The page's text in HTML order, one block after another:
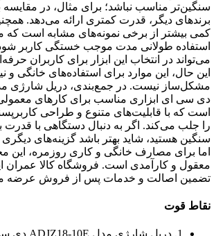
برندهای دیگر، قدرت کمتری ارائه می‌دهد.
کمی بیشتر از برخی نمونه‌های مشابه است
استفاده طولانی مدت موجب خستگی کاربر
می‌تواند در انتخاب این ابزار برای کاربران
این حال، این موارد برای استفاده‌های خانگی و
دی سی ای ابزاری مناسب برای کارهای
است که با قابلیت‌های متنوع و طراحی
را جلب می‌کند. اگر به دنبال دستگاهی با قدرت
سنگین هستید، شاید بهتر باشد گزینه‌های دیگری
اما برای مصارف خانگی و کاری روزمره، این
معقول و کارآمدی است. فروشگاه کالا عمران
تضمین اصالت و خدمات پس از فروش عرضه
نقاط قوت